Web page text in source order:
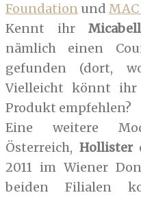
Foundation und MAC
Kennt ihr
nämlich einen
gefunden (dort,
Vielleicht könnt
Produkt empfehlen?
Eine weitere
Österreich, Hollister
2011 im Wiener
beiden Filialen